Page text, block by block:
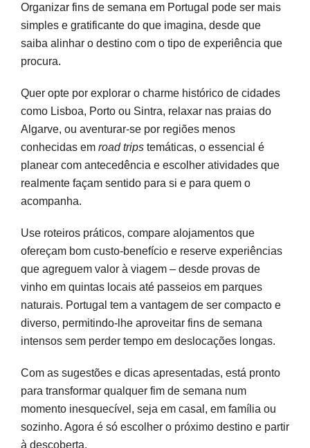
Organizar fins de semana em Portugal pode ser mais
simples e gratificante do que imagina, desde que
saiba alinhar o destino com o tipo de experiência que
procura.
Quer opte por explorar o charme histórico de cidades
como Lisboa, Porto ou Sintra, relaxar nas praias do
Algarve, ou aventurar-se por regiões menos
conhecidas em road trips temáticas, o essencial é
planear com antecedência e escolher atividades que
realmente façam sentido para si e para quem o
acompanha.
Use roteiros práticos, compare alojamentos que
ofereçam bom custo-benefício e reserve experiências
que agreguem valor à viagem – desde provas de
vinho em quintas locais até passeios em parques
naturais. Portugal tem a vantagem de ser compacto e
diverso, permitindo-lhe aproveitar fins de semana
intensos sem perder tempo em deslocações longas.
Com as sugestões e dicas apresentadas, está pronto
para transformar qualquer fim de semana num
momento inesquecível, seja em casal, em família ou
sozinho. Agora é só escolher o próximo destino e partir
à descoberta.